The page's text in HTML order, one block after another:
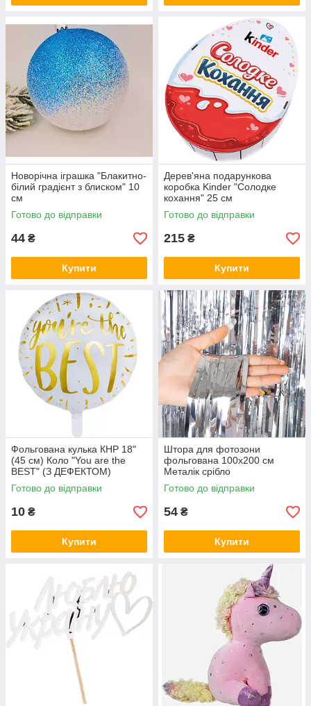
Новорічна іграшка "Блакитно-
білий градієнт з блиском" 10
см
Готово до відправки
44 ₴
Купити
Дерев'яна подарункова
коробка Kinder "Солодке
кохання" 25 см
Готово до відправки
215 ₴
Купити
Фольгована кулька КНР 18"
(45 см) Коло "You are the
BEST" (З ДЕФЕКТОМ)
Готово до відправки
10 ₴
Купити
Штора для фотозони
фольгована 100х200 см
Металік срібло
Готово до відправки
54 ₴
Купити